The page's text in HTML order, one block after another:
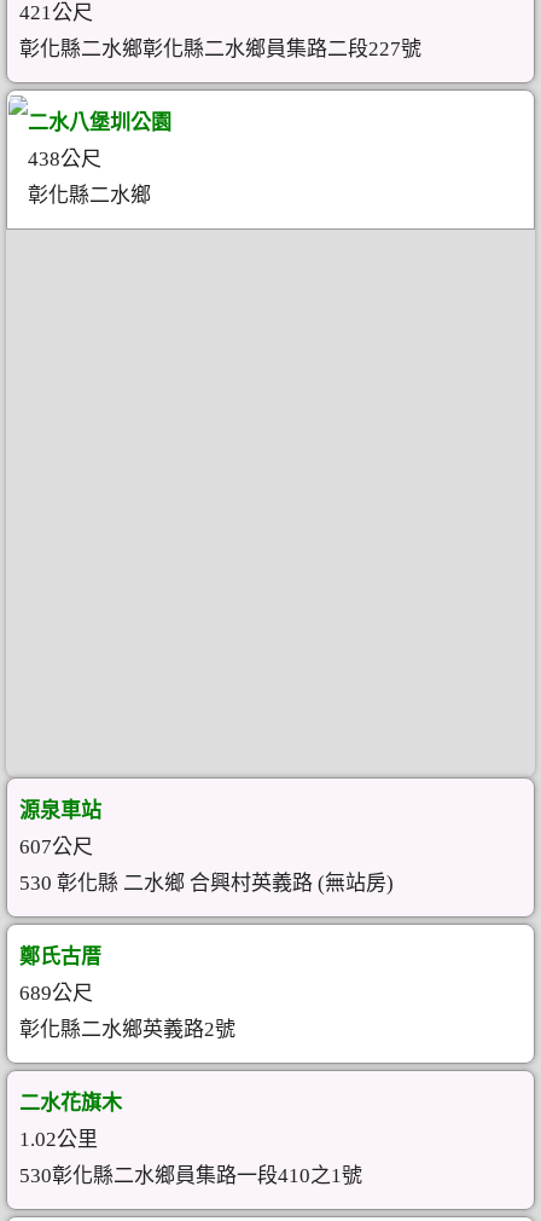
421公尺
彰化縣二水鄉彰化縣二水鄉員集路二段227號
二水八堡圳公園
438公尺
彰化縣二水鄉
源泉車站
607公尺
530 彰化縣 二水鄉 合興村英義路 (無站房)
鄭氏古厝
689公尺
彰化縣二水鄉英義路2號
二水花旗木
1.02公里
530彰化縣二水鄉員集路一段410之1號